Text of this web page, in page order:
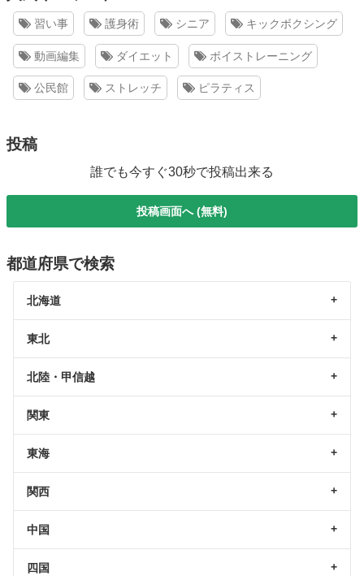
習い事 護身術 シニア キックボクシング
動画編集 ダイエット ボイストレーニング
公民館 ストレッチ ピラティス
投稿
誰でも今すぐ30秒で投稿出来る
投稿画面へ (無料)
都道府県で検索
北海道
東北
北陸・甲信越
関東
東海
関西
中国
四国